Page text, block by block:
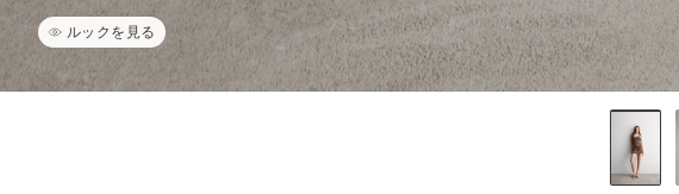
ルックを見る